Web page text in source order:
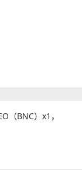
（BNC）x1，